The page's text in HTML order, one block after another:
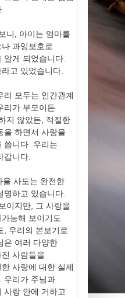
니, 아이는 엄마를
과잉보호로
알게 되었습니다.
고 있었습니다.
리 모두는 인간관계
리가 부모이든
지 않았든, 적절한
을 하면서 사랑을
씁니다. 우리는
갑니다.
울 사도는 완전한
하고 있습니다.
이지만, 그 사랑을
능해 보이기도
, 우리의 본보기로
은 여러 다양한
사람들을
사랑에 대한 실제
우리가 주님과
사랑 안에 거하고